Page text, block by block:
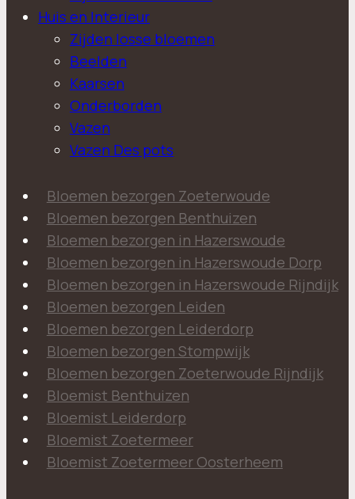
Huis en Interieur
Zijden losse bloemen
Beelden
Kaarsen
Onderborden
Vazen
Vazen Des pots
Bloemen bezorgen Zoeterwoude
Bloemen bezorgen Benthuizen
Bloemen bezorgen in Hazerswoude
Bloemen bezorgen in Hazerswoude Dorp
Bloemen bezorgen in Hazerswoude Rijndijk
Bloemen bezorgen Leiden
Bloemen bezorgen Leiderdorp
Bloemen bezorgen Stompwijk
Bloemen bezorgen Zoeterwoude Rijndijk
Bloemist Benthuizen
Bloemist Leiderdorp
Bloemist Zoetermeer
Bloemist Zoetermeer Oosterheem